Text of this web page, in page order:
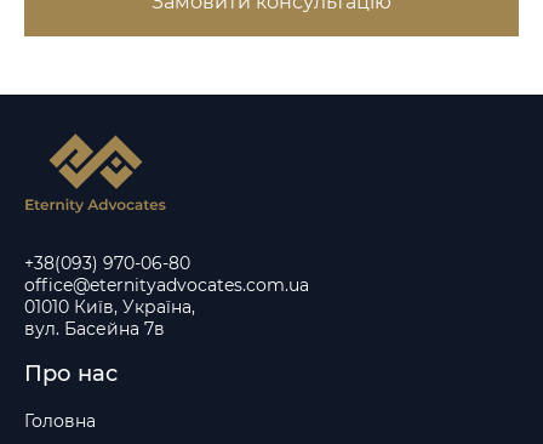
+38(093) 970-06-80
office@eternityadvocates.com.ua
01010 Київ, Україна,
вул. Басейна 7в
Про нас
Головна